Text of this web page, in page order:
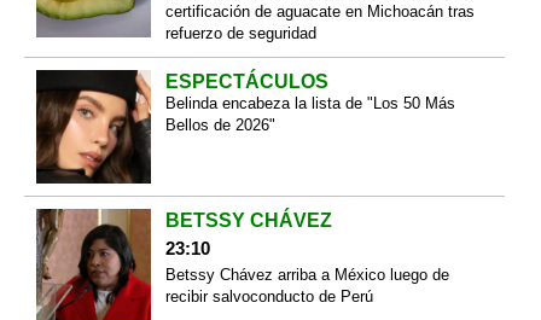
certificación de aguacate en Michoacán tras
refuerzo de seguridad
ESPECTÁCULOS
Belinda encabeza la lista de "Los 50 Más
Bellos de 2026"
BETSSY CHÁVEZ
23:10
Betssy Chávez arriba a México luego de
recibir salvoconducto de Perú